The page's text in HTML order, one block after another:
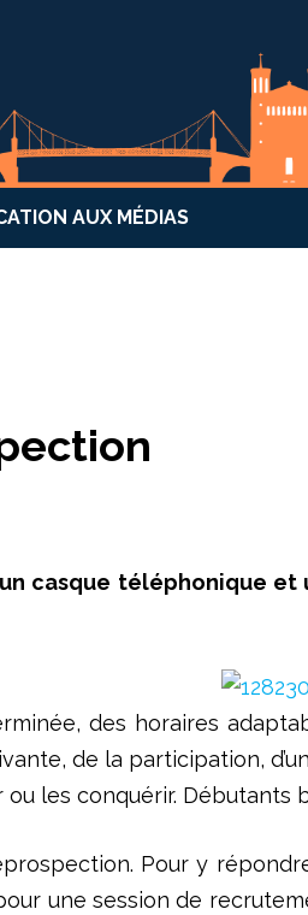
AUX MÉDIAS
casque téléphonique et
des horaires
de la participation,
les conquérir. Débutants
Pour y
une session de